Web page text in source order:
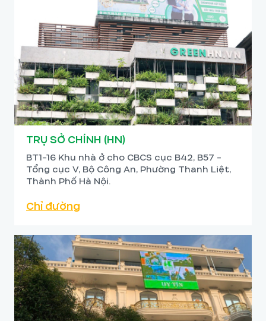
TRỤ SỞ CHÍNH (HN)
BT1-16 Khu nhà ở cho CBCS cục B42, B57 -
Tổng cục V, Bộ Công An, Phường Thanh Liệt,
Thành Phố Hà Nội.
Chỉ đường